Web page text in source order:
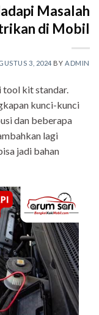
Masalah
di Mobil
3, 2024 BYADMIN
tool kit standar.
kunci-kunci
dan beberapa
lagi
jadi bahan